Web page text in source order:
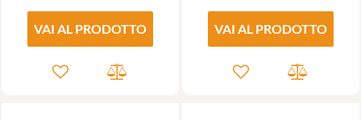
VAI AL PRODOTTO VAI AL PRODOTTO